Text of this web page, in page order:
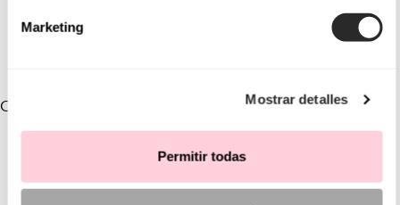
Marketing
Mostrar detalles
Permitir todas
tule, que escondem uma minissaia debaixo, para oferecer
uma experiência mágica com a tendência do
multilook.
COLEÇÕES VINCULADAS